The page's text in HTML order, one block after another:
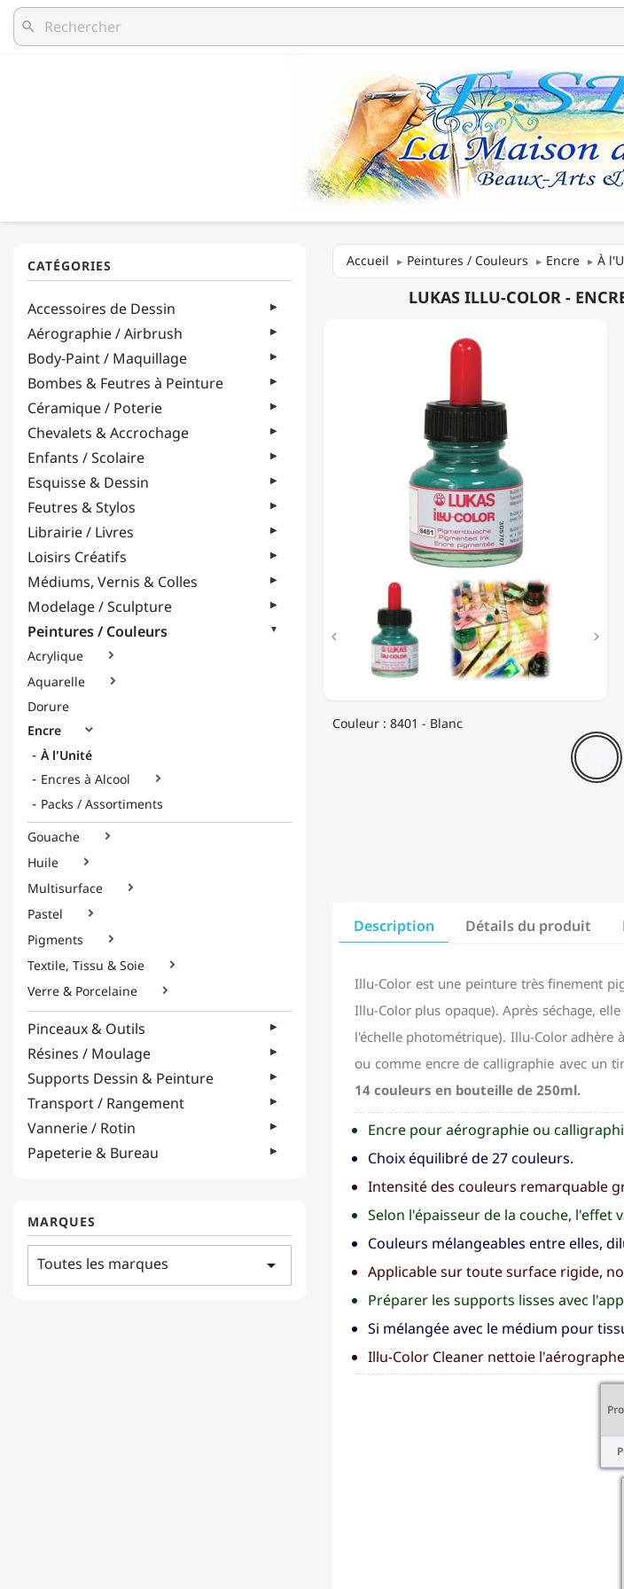
search
Accessoires de Dessin
Aérographie / Airbrush
Body-Paint / Maquillage
Bombes & Feutres à Peinture
Céramique / Poterie
Chevalets & Accrochage
Enfants / Scolaire
Esquisse & Dessin
Feutres & Stylos
Librairie / Livres
Loisirs Créatifs
Médiums, Vernis & Colles
Modelage / Sculpture
Peintures / Couleurs
Acrylique 
Aquarelle 
Dorure
Encre

À l'Unité
Encres à Alcool

Packs / Assortiments
Gouache

Huile 
Multisurface 
Pastel 
Pigments 
Textile, Tissu & Soie 
Verre & Porcelaine 
Pinceaux & Outils
Résines / Moulage
Supports Dessin & Peinture
Transport / Rangement
Vannerie / Rotin
Papeterie & Bureau
MARQUES
Toutes les marques arrow_drop_down
Accueil Peintures / Couleurs Encre À
CALLIGRAPHIE
LUKAS ILLU-COLOR -
 
Couleur : 8401 - Blanc
-
Description Détails du produit
Illu-Color est une peinture très finement
Illu-Color plus opaque). Après séchage,
l'échelle photométrique). Illu-Color adhère
ou comme encre de calligraphie avec un
14 couleurs en bouteille de 250ml.
Encre pour aérographie ou
Choix équilibré de 27 couleurs.
Intensité des couleurs remarquable
Selon l'épaisseur de la couche,
Couleurs mélangeables entre elles,
Applicable sur toute surface rigide,
Préparer les supports lisses avec
Si mélangée avec le médium pour
Illu-Color Cleaner nettoie